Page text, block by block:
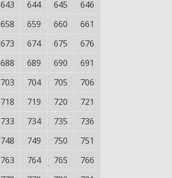
643 644 645
646
658 659 660
661
673 674 675
676
688 689 690
691
703 704 705
706
718 719 720
721
733 734 735
736
748 749 750
751
763 764 765
766